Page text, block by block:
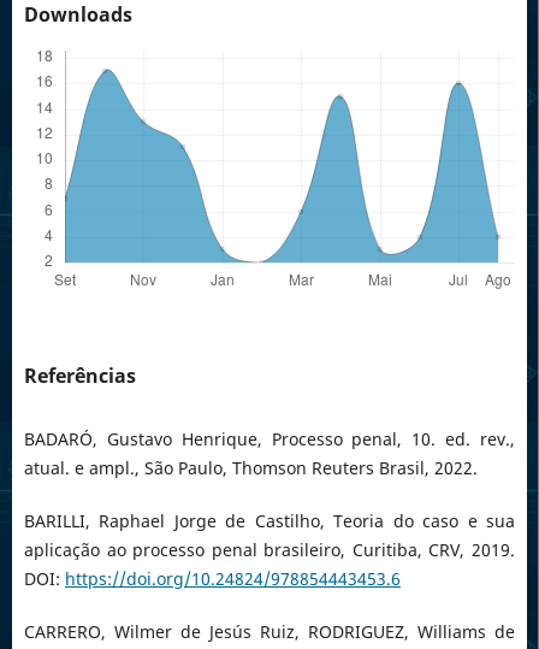
Downloads
Referências
BADARÓ, Gustavo Henrique, Processo penal, 10. ed. rev.,
atual. e ampl., São Paulo, Thomson Reuters Brasil, 2022.
BARILLI, Raphael Jorge de Castilho, Teoria do caso e sua
aplicação ao processo penal brasileiro, Curitiba, CRV, 2019.
DOI: https://doi.org/10.24824/978854443453.6
CARRERO, Wilmer de Jesús Ruiz, RODRIGUEZ, Williams de